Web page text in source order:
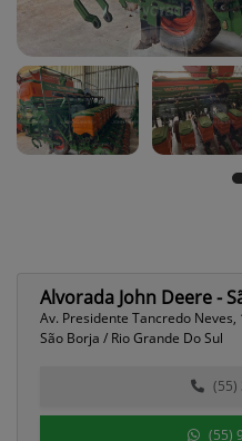
Alvorada John Deere -
Av. Presidente Tancredo Neves,
São Borja / Rio Grande Do Sul
(55)
(55)